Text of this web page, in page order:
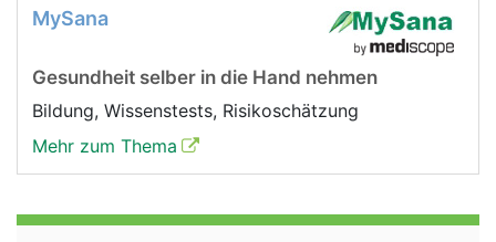
MySana
Gesundheit selber in die Hand nehmen
Bildung, Wissenstests, Risikoschätzung
Mehr zum Thema